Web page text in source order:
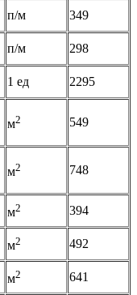
п/м
349
п/м
298
1 ед
2295
м2 549
м2 748
м2
394
м2
492
м2
641